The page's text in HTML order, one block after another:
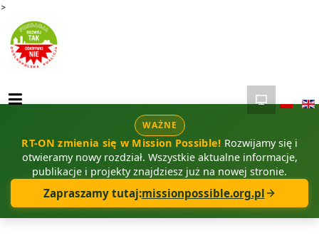
>
WAŻNE
RT-ON zmienia się w Mission Possible! Rozwijamy się i
otwieramy nowy rozdział. Wszystkie aktualne informacje,
publikacje i projekty znajdziesz już na nowej stronie.
Zapraszamy tutaj:missionpossible.org.pl